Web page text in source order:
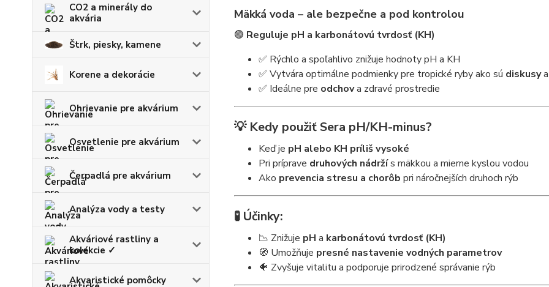
CO2 a minerály do
akvária
Štrk, piesky, kamene
Korene a dekorácie
Ohrievanie pre akvárium
Osvetlenie pre akvárium
Čerpadlá pre akvárium
Analýza vody a testy
Akváriové rastliny a
kolekcie ✓
Akvaristické pomôcky
Mäkká voda – ale bezpečne a pod kontrolou
🟢 Reguluje pH a karbonátovú tvrdosť (KH)
✅ Rýchlo a spoľahlivo znižuje hodnoty pH a KH
✅ Vytvára optimálne podmienky pre tropické ryby ako sú diskusy
✅ Ideálne pre odchova zdravé prostredie
💡 Kedy použiť Sera pH/KH-minus?
Keď je pH alebo KH príliš vysoké
Pri príprave druhových nádržís mäkkou a mierne kyslou vodou
Ako prevencia stresu a chorôb pri náročnejších druhoch rýb
🧪 Účinky:
📉 Znižuje pH a karbonátovú tvrdosť (KH)
🧭 Umožňuje presné nastavenie vodných parametrov
🐠 Zvyšuje vitalitu a podporuje prirodzené správanie rýb